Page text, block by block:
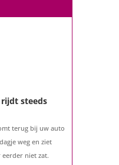
rijdt steeds
terug bij uw auto
weg en ziet
eerder niet zat.